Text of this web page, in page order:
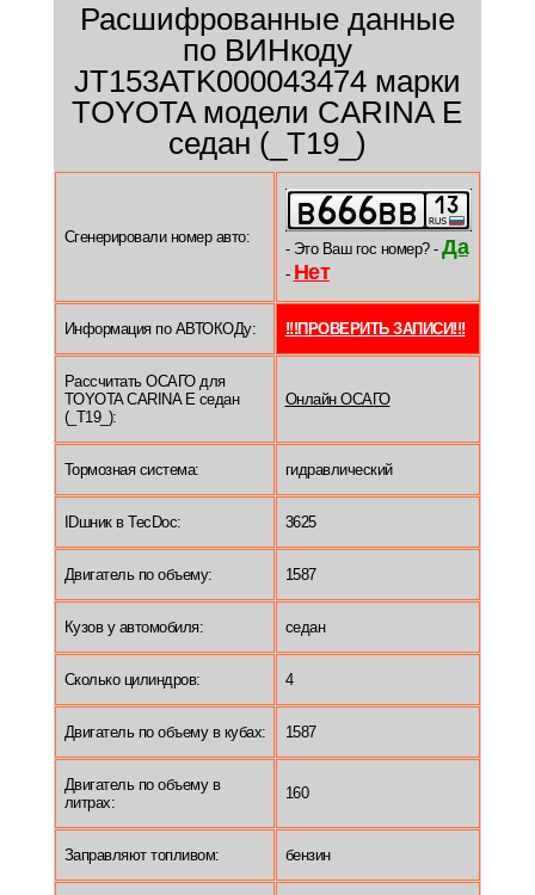
Расшифрованные данные
по ВИНкоду
JT153ATK000043474 марки
TOYOTA модели CARINA E
седан (_T19_)
Сгенерировали номер авто:
- Это Ваш гос номер? - Да
- Нет
Информация по АВТОКОДу: !!!ПРОВЕРИТЬ ЗАПИСИ!!!
Рассчитать ОСАГО для
TOYOTA CARINA E седан
(_T19_):
Онлайн ОСАГО
Тормозная система: гидравлический
IDшник в TecDoc: 3625
Двигатель по объему: 1587
Кузов у автомобиля: седан
Сколько цилиндров: 4
Двигатель по объему в кубах: 1587
Двигатель по объему в
литрах:
160
Заправляют топливом: бензин